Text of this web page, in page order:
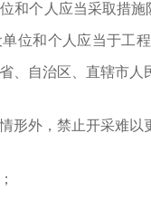
和个人应当采取措施
位和个人应当于工
、自治区、直辖市人
形外，禁止开采难以